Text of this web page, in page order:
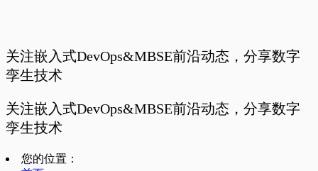
关注嵌入式DevOps&MBSE前沿动态，分享数字
孪生技术
关注嵌入式DevOps&MBSE前沿动态，分享数字
孪生技术
您的位置：